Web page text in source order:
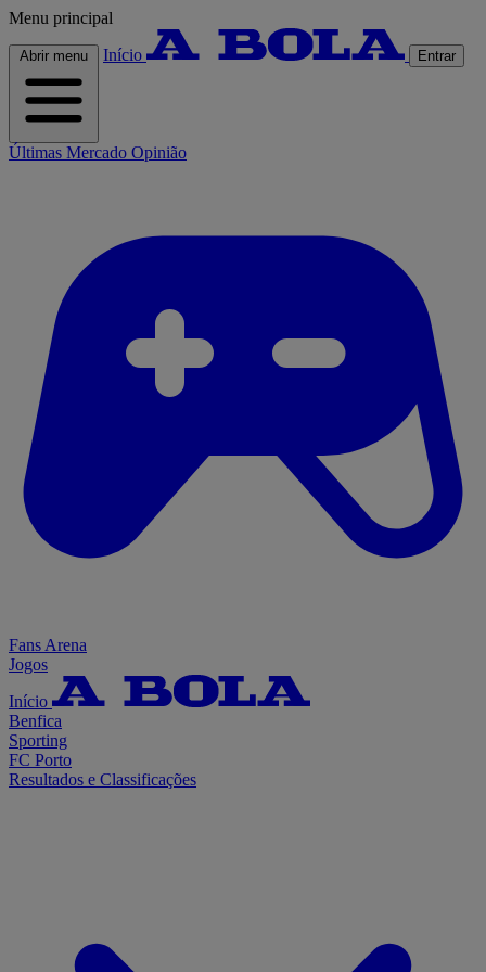
Menu principal
Abrir menu Início Entrar
Últimas Mercado Opinião
Fans Arena
Jogos
Início
Benfica
Sporting
FC Porto
Resultados e Classificações